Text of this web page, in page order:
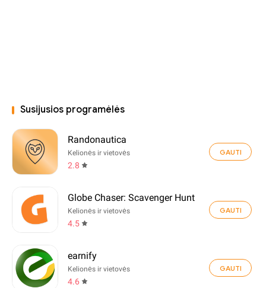
Susijusios programėlės
Randonautica
Kelionės ir vietovės
2.8
GAUTI
Globe Chaser: Scavenger Hunt
Kelionės ir vietovės
4.5
GAUTI
earnify
Kelionės ir vietovės
4.6
GAUTI